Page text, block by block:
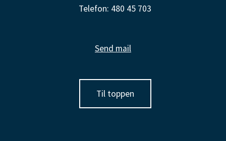
Telefon: 480 45 703
Send mail
Til toppen